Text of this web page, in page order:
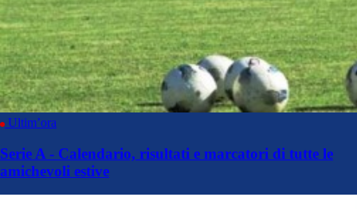
Ultim’ora
Serie A - Calendario, risultati e marcatori di tutte le
amichevoli estive